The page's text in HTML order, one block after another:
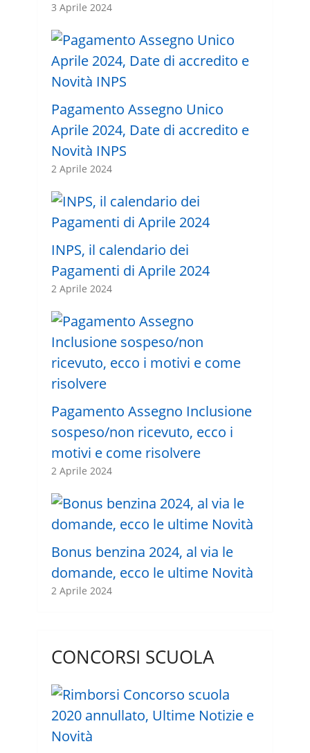
3 Aprile 2024
Pagamento Assegno Unico
Aprile 2024, Date di accredito e
Novità INPS
2 Aprile 2024
INPS, il calendario dei
Pagamenti di Aprile 2024
2 Aprile 2024
Pagamento Assegno Inclusione
sospeso/non ricevuto, ecco i
motivi e come risolvere
2 Aprile 2024
Bonus benzina 2024, al via le
domande, ecco le ultime Novità
2 Aprile 2024
CONCORSI SCUOLA